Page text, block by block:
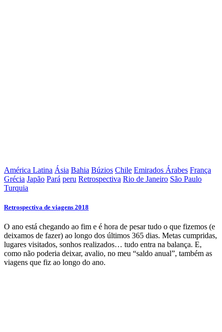
América Latina Ásia Bahia Búzios Chile Emirados Árabes França
Grécia Japão Pará peru Retrospectiva Rio de Janeiro São Paulo
Turquia
Retrospectiva de viagens 2018
O ano está chegando ao fim e é hora de pesar tudo o que fizemos (e
deixamos de fazer) ao longo dos últimos 365 dias. Metas cumpridas,
lugares visitados, sonhos realizados… tudo entra na balança. E,
como não poderia deixar, avalio, no meu “saldo anual”, também as
viagens que fiz ao longo do ano.